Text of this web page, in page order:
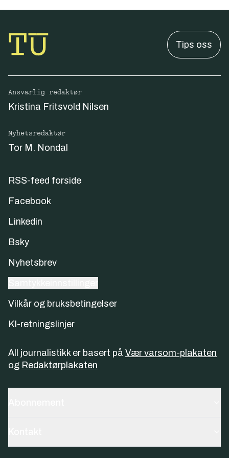
Tips oss
Ansvarlig redaktør
Kristina Fritsvold Nilsen
Nyhetsredaktør
Tor M. Nondal
RSS-feed forside
Facebook
Linkedin
Bsky
Nyhetsbrev
Vilkår og bruksbetingelser
KI-retningslinjer
All journalistikk er basert på Vær varsom-plakaten
og Redaktørplakaten